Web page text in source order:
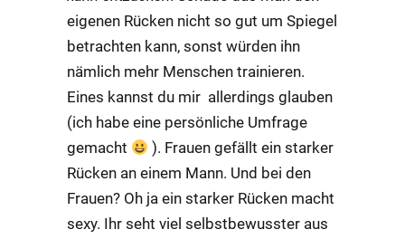
eigenen Rücken nicht so gut um Spiegel
betrachten kann, sonst würden ihn
nämlich mehr Menschen trainieren.
Eines kannst du mir allerdings glauben
(ich habe eine persönliche Umfrage
gemacht
). Frauen gefällt ein starker
Rücken an einem Mann. Und bei den
Frauen? Oh ja ein starker Rücken macht
sexy. Ihr seht viel selbstbewusster aus